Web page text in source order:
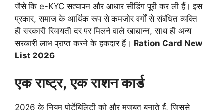
जैसे कि e-KYC सत्यापन और आधार सीडिंग पूरी कर ली हैं। इस
प्रकार, समाज के आर्थिक रूप से कमजोर वर्गों से संबंधित व्यक्ति
ही सरकारी रियायती दर पर मिलने वाले खाद्यान्न, साथ ही अन्य
सरकारी लाभ प्राप्त करने के हकदार हैं। Ration Card New
List 2026
एक राष्ट्र, एक राशन कार्ड
2026 के नियम पोर्टेबिलिटी को और मज़बूत बनाते हैं, जिससे